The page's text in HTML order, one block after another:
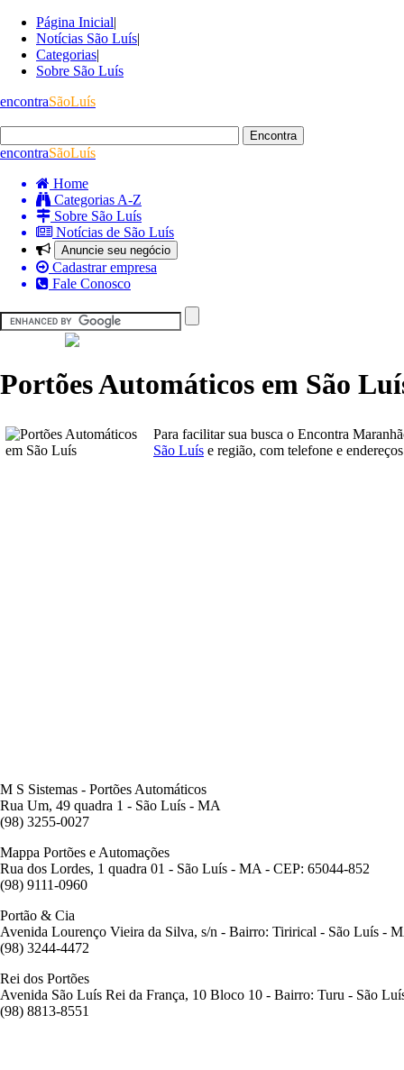
Página Inicial|
Notícias São Luís|
Categorias|
Sobre São Luís
encontraSãoLuís
encontraSãoLuís
Home
Categorias A-Z
Sobre São Luís
Notícias de São Luís
Anuncie seu negócio
Cadastrar empresa
Fale Conosco
Portões Automáticos em São
Para facilitar sua busca o Encontra
São Luís e região, com telefone e
M S Sistemas - Portões Automáticos
Rua Um, 49 quadra 1 - São Luís - MA
(98) 3255-0027
Mappa Portões e Automações
Rua dos Lordes, 1 quadra 01 - São Luís - MA - CEP: 65044-852
(98) 9111-0960
Portão & Cia
Avenida Lourenço Vieira da Silva, s/n - Bairro: Tirirical - São Luís -
(98) 3244-4472
Rei dos Portões
Avenida São Luís Rei da França, 10 Bloco 10 - Bairro: Turu - São
(98) 8813-8551